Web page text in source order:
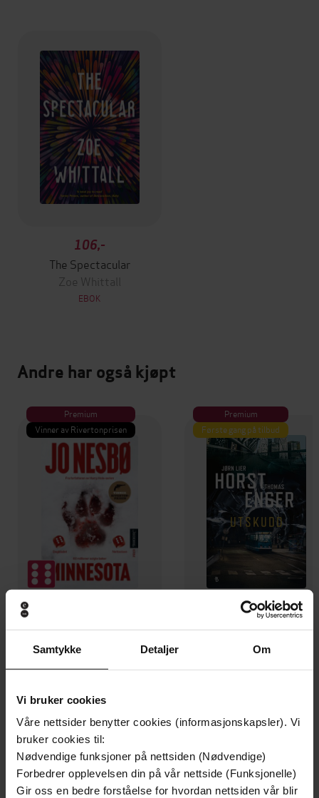
Samtykke Detaljer Om
Vi bruker cookies
Våre nettsider benytter cookies (informasjonskapsler). Vi
bruker cookies til:
Nødvendige funksjoner på nettsiden (Nødvendige)
Forbedrer opplevelsen din på vår nettside (Funksjonelle)
Gir oss en bedre forståelse for hvordan nettsiden vår blir
106,-
The Spectacular
Zoe Whittall
EBOK
Andre har også kjøpt
Premium
Vinner av Rivertonprisen
199,-
Minnesota
Jo Nesbø
Premium
Første gang på tilbud
349,-
Utskudd
Forfattere Zoe Whittall(forfatter)
Forlag Hodder & Stoughton